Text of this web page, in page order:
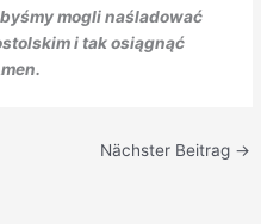
mogli naśladować
i tak osiągnąć
Nächster Beitrag →